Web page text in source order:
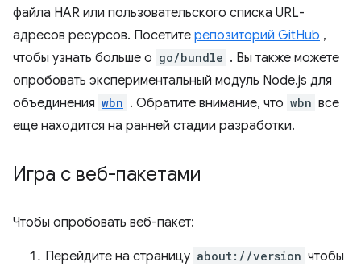
файла HAR или пользовательского списка URL-
адресов ресурсов. Посетите репозиторий GitHub ,
чтобы узнать больше о go/bundle . Вы также можете
опробовать экспериментальный модуль Node.js для
объединения wbn . Обратите внимание, что wbn все
еще находится на ранней стадии разработки.
Игра с веб-пакетами
Чтобы опробовать веб-пакет:
Перейдите на страницу about://version чтобы